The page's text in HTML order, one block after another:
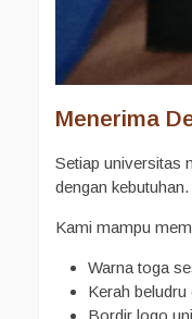
Menerima
Setiap universitas
dengan kebutuhan.
Kami mampu
Warna toga
Kerah
Bordir logo